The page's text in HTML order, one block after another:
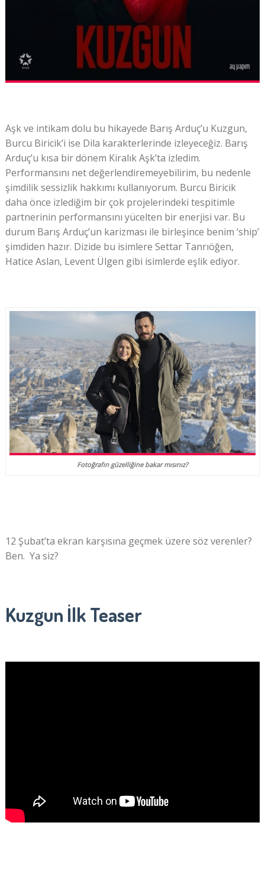
Aşk ve intikam dolu bu hikayede Barış Arduç’u Kuzgun,
Burcu Biricik’i ise Dila karakterlerinde izleyeceğiz. Barış
Arduç’u kısa bir dönem Kiralık Aşk’ta izledim.
Performansını net değerlendiremeyebilirim, bu nedenle
şimdilik sessizlik hakkımı kullanıyorum. Burcu Biricik
daha önce izlediğim bir çok projelerindeki tespitimle
partnerinin performansını yücelten bir enerjisi var. Bu
durum Barış Arduç’un karizması ile birleşince benim ‘ship’
şimdiden hazır. Dizide bu isimlere Settar Tanrıöğen,
Hatice Aslan, Levent Ülgen gibi isimlerde eşlik ediyor.
Fotoğrafın güzelliğine bakar mısınız?
12 Şubat’ta ekran karşısına geçmek üzere söz verenler?
Ben. Ya siz?
Kuzgun İlk Teaser